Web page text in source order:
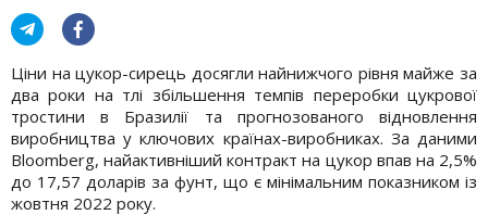
Ціни на цукор-сирець досягли найнижчого рівня майже за
два роки на тлі збільшення темпів переробки цукрової
тростини в Бразилії та прогнозованого відновлення
виробництва у ключових країнах-виробниках. За даними
Bloomberg, найактивніший контракт на цукор впав на 2,5%
до 17,57 доларів за фунт, що є мінімальним показником із
жовтня 2022 року.